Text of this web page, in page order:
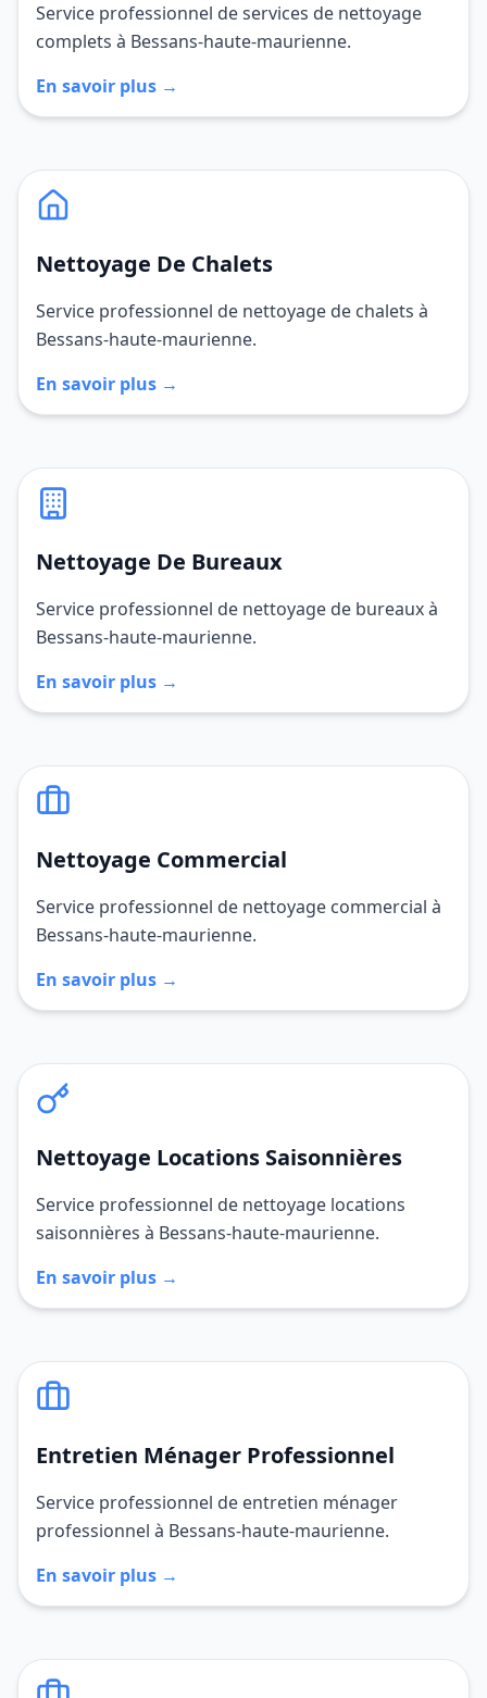
Service professionnel de services de nettoyage
complets à Bessans-haute-maurienne.
En savoir plus →
Nettoyage De Chalets
Service professionnel de nettoyage de chalets à
Bessans-haute-maurienne.
En savoir plus →
Nettoyage De Bureaux
Service professionnel de nettoyage de bureaux à
Bessans-haute-maurienne.
En savoir plus →
Nettoyage Commercial
Service professionnel de nettoyage commercial à
Bessans-haute-maurienne.
En savoir plus →
Nettoyage Locations Saisonnières
Service professionnel de nettoyage locations
saisonnières à Bessans-haute-maurienne.
En savoir plus →
Entretien Ménager Professionnel
Service professionnel de entretien ménager
professionnel à Bessans-haute-maurienne.
En savoir plus →